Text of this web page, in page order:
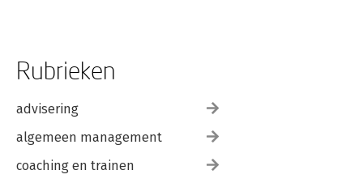
Rubrieken
advisering
algemeen management
coaching en trainen